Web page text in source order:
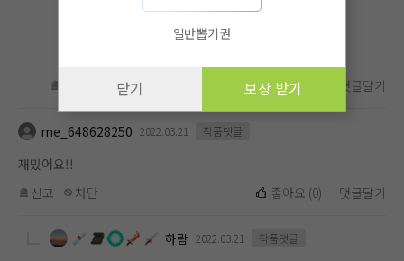
차단 좋아요 댓글달기
me_648628250 2022.03.21 작품댓글
재밌어요!!
신고
차단 좋아요 (0) 댓글달기
하람 2022.03.21 작품댓글
일반뽑기권
닫기 보상 받기